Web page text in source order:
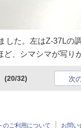
した。左はZ-37Lの
ど、シマシマが写り
(20/32) 次
のご利用について お問い